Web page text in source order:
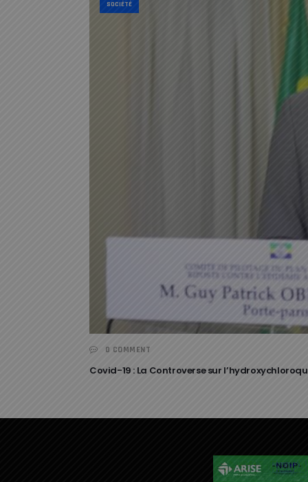
SOCIÉTÉ
0 COMMENT
Covid-19 : La Controverse sur